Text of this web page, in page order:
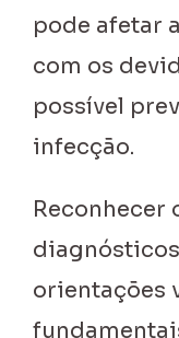
pode afetar
com os
possível
infecção.
Reconhecer
orientações